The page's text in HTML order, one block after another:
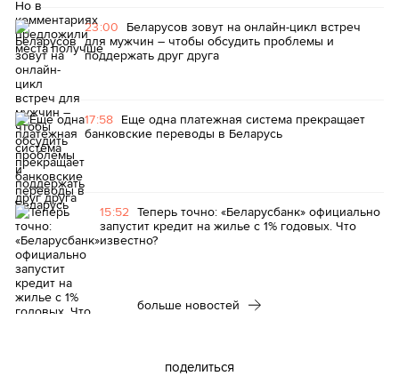
23:00 Беларусов зовут на онлайн-цикл встреч
для мужчин – чтобы обсудить проблемы и
поддержать друг друга
17:58 Еще одна платежная система прекращает
банковские переводы в Беларусь
15:52 Теперь точно: «Беларусбанк» официально
запустит кредит на жилье с 1% годовых. Что
известно?
больше новостей
поделиться